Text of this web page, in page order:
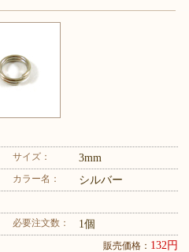
サイズ： 3mm
カラー名： シルバー
必要注文数： 1個
販売価格： 132円